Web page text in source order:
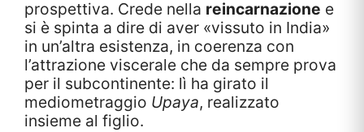
prospettiva. Crede nella reincarnazione e
si è spinta a dire di aver «vissuto in India»
in un’altra esistenza, in coerenza con
l’attrazione viscerale che da sempre prova
per il subcontinente: lì ha girato il
mediometraggio Upaya, realizzato
insieme al figlio.